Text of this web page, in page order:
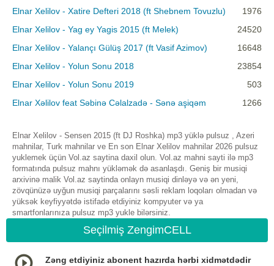
Elnar Xelilov - Xatire Defteri 2018 (ft Shebnem Tovuzlu)
1976
Elnar Xelilov - Yag ey Yagis 2015 (ft Melek)
24520
Elnar Xelilov - Yalançı Gülüş 2017 (ft Vasif Azimov)
16648
Elnar Xelilov - Yolun Sonu 2018
23854
Elnar Xelilov - Yolun Sonu 2019
503
Elnar Xəlilov feat Səbinə Cəlalzadə - Sənə aşiqəm
1266
Elnar Xelilov - Sensen 2015 (ft DJ Roshka) mp3 yüklə pulsuz , Azeri
mahnilar, Turk mahnilar ve En son Elnar Xelilov mahnilar 2026 pulsuz
yuklemek üçün Vol.az saytina daxil olun. Vol.az mahni sayti ilə mp3
formatında pulsuz mahnı yükləmək də asanlaşdı. Geniş bir musiqi
arxivinə malik Vol.az saytinda onlayn musiqi dinləyə və ən yeni,
zövqünüzə uyğun musiqi parçalarını səsli reklam loqoları olmadan və
yüksək keyfiyyətdə istifadə etdiyiniz kompyuter və ya
smartfonlarınıza pulsuz mp3 yukle bilərsiniz.
Seçilmiş ZengimCELL
Zəng etdiyiniz abonent hazırda hərbi xidmətdədir